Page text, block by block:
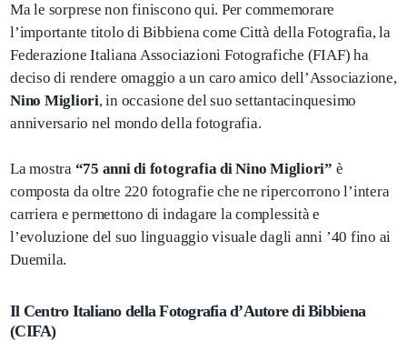
Ma le sorprese non finiscono qui. Per commemorare
l’importante titolo di Bibbiena come Città della Fotografia, la
Federazione Italiana Associazioni Fotografiche (FIAF) ha
deciso di rendere omaggio a un caro amico dell’Associazione,
Nino Migliori, in occasione del suo settantacinquesimo
anniversario nel mondo della fotografia.
La mostra “75 anni di fotografia di Nino Migliori” è
composta da oltre 220 fotografie che ne ripercorrono l’intera
carriera e permettono di indagare la complessità e
l’evoluzione del suo linguaggio visuale dagli anni ’40 fino ai
Duemila.
Il Centro Italiano della Fotografia d’Autore di Bibbiena
(CIFA)